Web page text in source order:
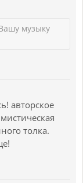
музыку
авторское
толка.